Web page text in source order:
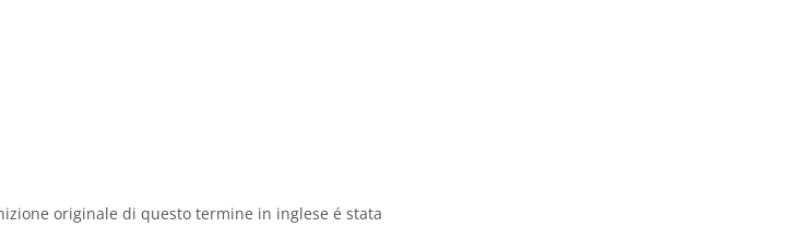
originale di questo termine in inglese é stata